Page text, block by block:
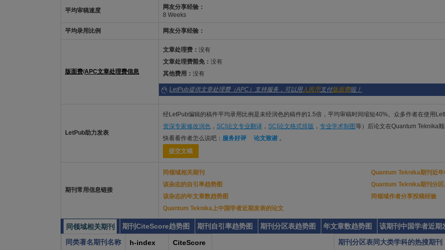
平均审稿速度
网友分享经验：
8 Weeks
平均录用比例 网友分享经验：
版面费/APC文章处理费信息
文章处理费： 没有
文章处理费豁免： 没有
其他费用： 没有
LetPub提供文章处理费（APC）支持服务，可以用人民币支付版面费啦！
LetPub助力发表
经LetPub编辑的稿件平均录用比例是未经润色的稿件的1.5倍，平均审稿时间缩短40%。众多作者在使用
资深专家修改润色 ， SCI论文专业翻译 ， SCI论文格式排版 ， 专业学术制图等）后论文在Quantum Teknika
快看看作者怎么说吧： 服务好评 论文致谢 。
提交文稿
期刊常用信息链接
同领域相关期刊
Quantum Teknika期刊近
该杂志的自引率趋势图
Quantum Teknika期刊分区
该杂志的年文章数趋势图
同领域作者分享投稿经验
Quantum Teknika上中国学者近期发表的论文
同领域相关期刊 期刊CiteScore趋势图 期刊自引率趋势图 期刊分区表趋势图 年文章数趋势图
该期刊中国学者近期
同类著名期刊名称
h-index CiteScore 期刊分区表同大类学科的热搜期刊